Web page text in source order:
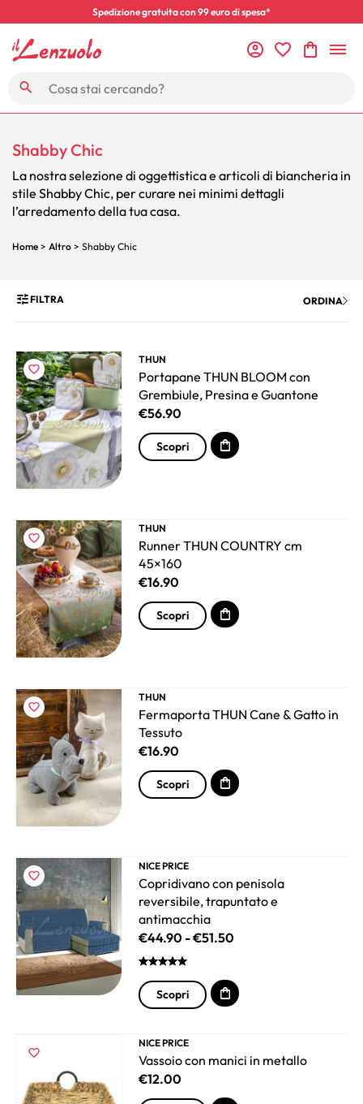
Spedizione gratuita con 99 euro di spesa*
Shabby Chic
La nostra selezione di oggettistica e articoli di biancheria in
stile Shabby Chic, per curare nei minimi dettagli
l’arredamento della tua casa.
Home > Altro > Shabby Chic
FILTRA ORDINA
THUN
Portapane THUN BLOOM con
Grembiule, Presina e Guantone
€56.90
Scopri
THUN
Runner THUN COUNTRY cm
45×160
€16.90
Scopri
THUN
Fermaporta THUN Cane & Gatto in
Tessuto
€16.90
Scopri
NICE PRICE
Copridivano con penisola
reversibile, trapuntato e
antimacchia
€44.90 -€51.50
Scopri
NICE PRICE
Vassoio con manici in metallo
€12.00